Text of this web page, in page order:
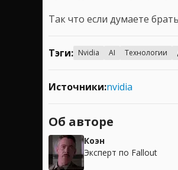
Так что если думаете
Тэги: Nvidia AI Технологии
Источники:nvidia
Об авторе
Коэн
Эксперт по Fallout